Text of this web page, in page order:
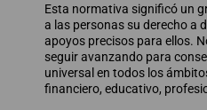
Esta normativa significó un
a las personas su derecho a
apoyos precisos para ellos.
seguir avanzando para
universal en todos los
financiero, educativo,